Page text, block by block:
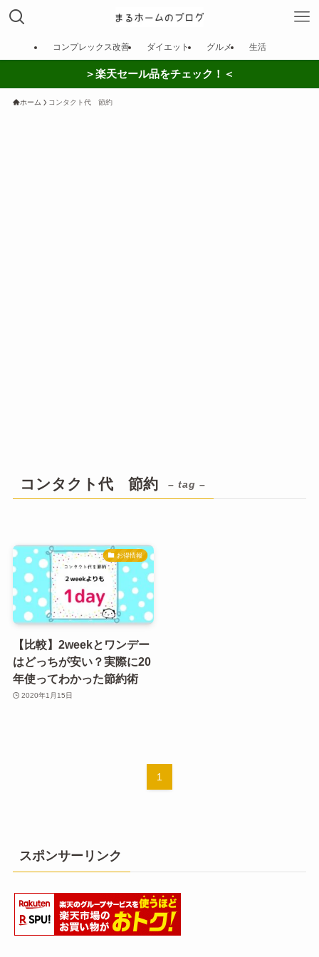
コンプレックス改善 ダイエット グルメ 生活
＞楽天セール品をチェック！＜
ホーム コンタクト代 節約
コンタクト代 節約 – tag –
お得情報
【比較】2weekとワンデー
はどっちが安い？実際に20
年使ってわかった節約術
2020年1月15日
1
スポンサーリンク